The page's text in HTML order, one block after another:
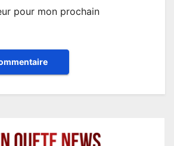
pour mon prochain